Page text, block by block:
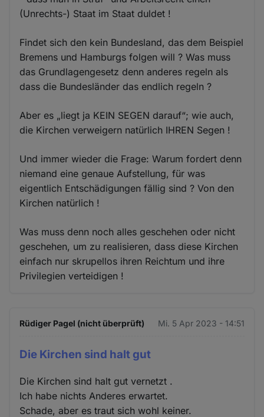
(Unrechts-) Staat im Staat duldet !
Findet sich den kein Bundesland, das dem Beispiel
Bremens und Hamburgs folgen will ? Was muss
das Grundlagengesetz denn anderes regeln als
dass die Bundesländer das endlich regeln ?
Aber es „liegt ja KEIN SEGEN darauf“; wie auch,
die Kirchen verweigern natürlich IHREN Segen !
Und immer wieder die Frage: Warum fordert denn
niemand eine genaue Aufstellung, für was
eigentlich Entschädigungen fällig sind ? Von den
Kirchen natürlich !
Was muss denn noch alles geschehen oder nicht
geschehen, um zu realisieren, dass diese Kirchen
einfach nur skrupellos ihren Reichtum und ihre
Privilegien verteidigen !
Rüdiger Pagel (nicht überprüft) Mi. 5 Apr 2023 - 14:51
Die Kirchen sind halt gut
Die Kirchen sind halt gut vernetzt .
Ich habe nichts Anderes erwartet.
Schade, aber es traut sich wohl keiner.